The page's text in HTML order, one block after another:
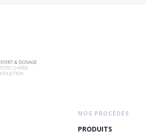
NOS PROCÉDÉS
PRODUITS